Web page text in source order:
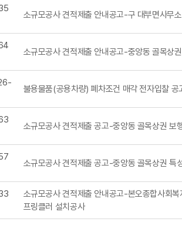
소규모공사 견적제출 안내공고-구 대부면사무
소규모공사 견적제출 안내공고-중앙동 골목상
불용물품(공용차량) 폐차조건 매각 전자입찰
소규모공사 견적제출 공고-중앙동 골목상권 보
소규모공사 견적제출 공고-중앙동 골목상권 특
소규모공사 견적제출 안내공고-본오종합사회
프링클러 설치공사